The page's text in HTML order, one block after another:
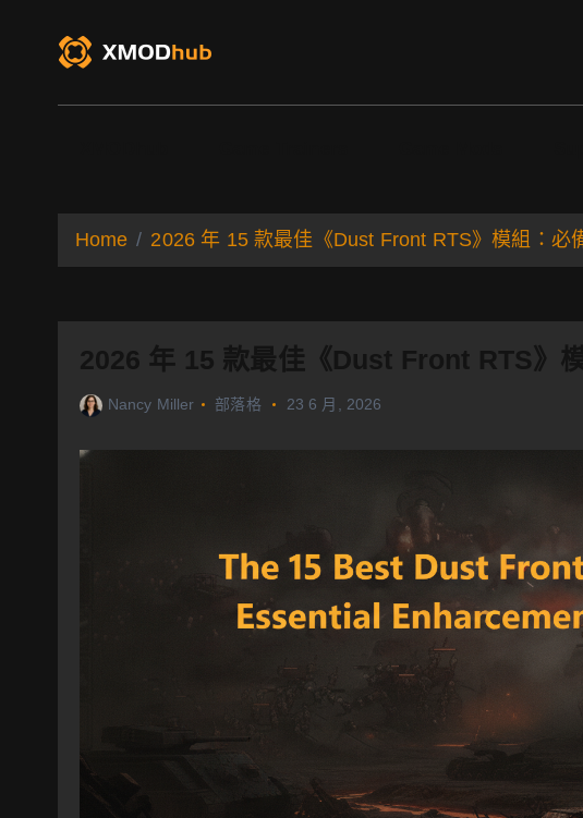
Home 2026 年 15 款最佳《Dust Front RTS》模組：必
2026 年 15 款最佳《Dust Front RTS》
Nancy Miller 部落格 23 6 月, 2026